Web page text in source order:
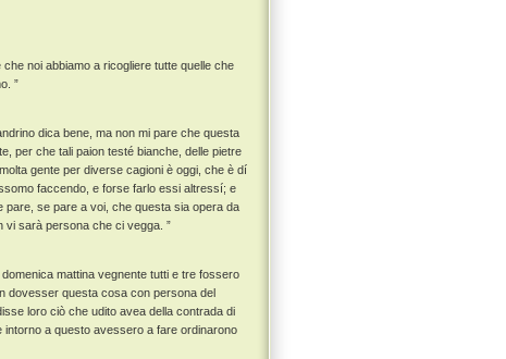
noi abbiamo a ricogliere tutte quelle che
”
dica bene, ma non mi pare che questa
per che tali paion testé bianche, delle pietre
gente per diverse cagioni è oggi, che è dí
faccendo, e forse farlo essi altressí; e
pare, se pare a voi, che questa sia opera da
vi sarà persona che ci vegga. ”
mattina vegnente tutti e tre fossero
dovesser questa cosa con persona del
loro ciò che udito avea della contrada di
a questo avessero a fare ordinarono